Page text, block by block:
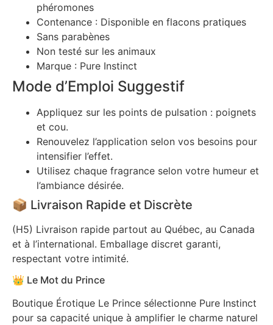
phéromones
Contenance : Disponible en flacons pratiques
Sans parabènes
Non testé sur les animaux
Marque : Pure Instinct
Mode d’Emploi Suggestif
Appliquez sur les points de pulsation : poignets
et cou.
Renouvelez l’application selon vos besoins pour
intensifier l’effet.
Utilisez chaque fragrance selon votre humeur et
l’ambiance désirée.
📦 Livraison Rapide et Discrète
(H5) Livraison rapide partout au Québec, au Canada
et à l’international. Emballage discret garanti,
respectant votre intimité.
👑 Le Mot du Prince
Boutique Érotique Le Prince sélectionne Pure Instinct
pour sa capacité unique à amplifier le charme naturel